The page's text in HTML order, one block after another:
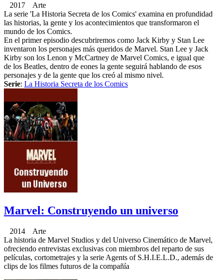
2017 Arte
La serie 'La Historia Secreta de los Comics' examina en profundidad
las historias, la gente y los acontecimientos que transformaron el
mundo de los Comics.
En el primer episodio descubriremos como Jack Kirby y Stan Lee
inventaron los personajes más queridos de Marvel. Stan Lee y Jack
Kirby son los Lenon y McCartney de Marvel Comics, e igual que
de los Beatles, dentro de eones la gente seguirá hablando de esos
personajes y de la gente que los creó al mismo nivel.
Serie: La Historia Secreta de los Comics
Marvel: Construyendo un universo
2014 Arte
La historia de Marvel Studios y del Universo Cinemático de Marvel,
ofreciendo entrevistas exclusivas con miembros del reparto de sus
películas, cortometrajes y la serie Agents of S.H.I.E.L.D., además de
clips de los filmes futuros de la compañía